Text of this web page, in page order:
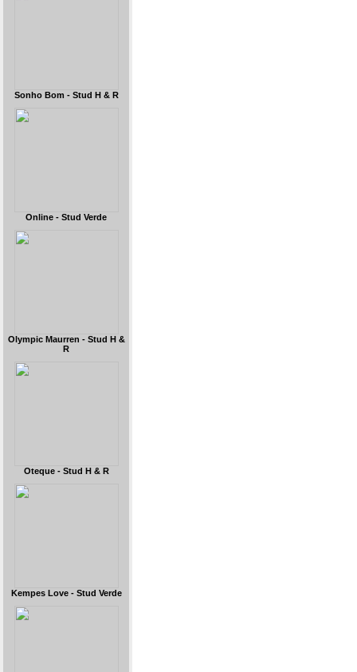
Sonho Bom - Stud H & R
Online - Stud Verde
Olympic Maurren - Stud H &
R
Oteque - Stud H & R
Kempes Love - Stud Verde